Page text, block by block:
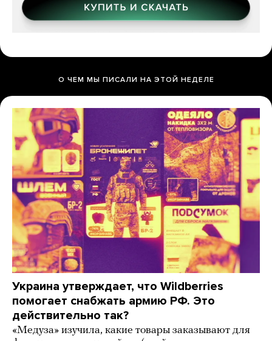
О ЧЕМ МЫ ПИСАЛИ НА ЭТОЙ НЕДЕЛЕ
Украина утверждает, что Wildberries
помогает снабжать армию РФ. Это
действительно так?
«Медуза» изучила, какие товары заказывают для